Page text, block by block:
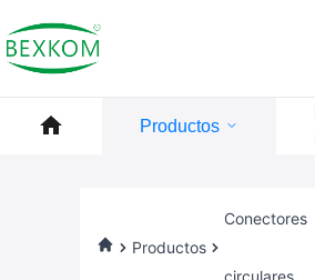
Productos
Productos
Conectores
circulares